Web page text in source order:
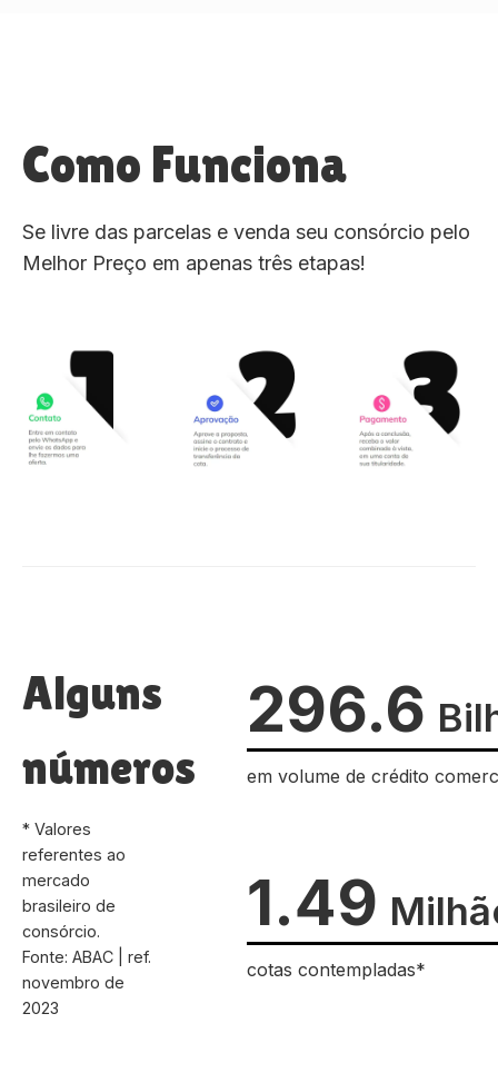
Como Funciona
Se livre das parcelas e venda seu consórcio pelo
Melhor Preço em apenas três etapas!
Alguns
números
* Valores
referentes ao
mercado
brasileiro de
consórcio.
Fonte: ABAC | ref.
novembro de
2023
296.6
em volume de crédito
1.49
cotas contempladas*